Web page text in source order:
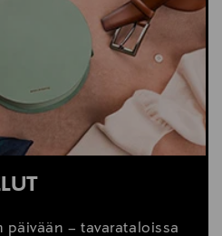
Stockholm, Sweden
päivään – tavarataloissa